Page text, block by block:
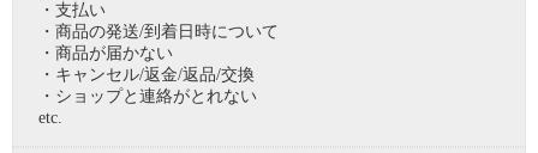
・支払い
・商品の発送/到着日時について
・商品が届かない
・キャンセル/返金/返品/交換
・ショップと連絡がとれない
etc.